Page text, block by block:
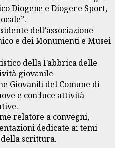
Diogene e Diogene Sport,
dell’associazione
e dei Monumenti e Musei
della Fabbrica delle
giovanile
Giovanili del Comune di
e conduce attività
relatore a convegni,
dedicate ai temi
scrittura.